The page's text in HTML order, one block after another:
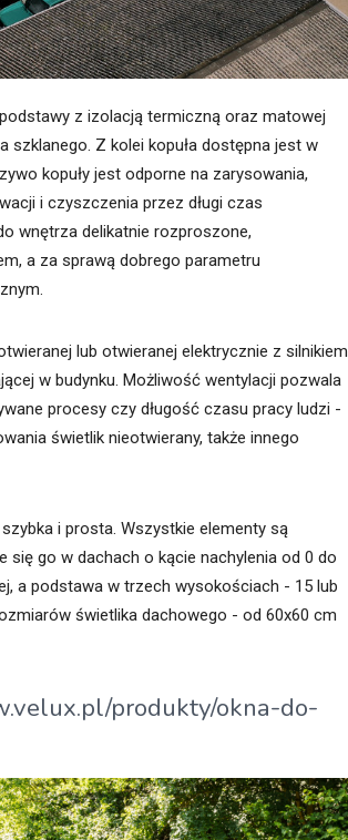
z izolacją termiczną oraz matowej
szklanego. Z kolei kopuła dostępna jest w
kopuły jest odporne na zarysowania,
i czyszczenia przez długi czas
wnętrza delikatnie rozproszone,
a za sprawą dobrego parametru
lub otwieranej elektrycznie z silnikiem
w budynku. Możliwość wentylacji pozwala
procesy czy długość czasu pracy ludzi -
świetlik nieotwierany, także innego
i prosta. Wszystkie elementy są
się go w dachach o kącie nachylenia od 0 do
a podstawa w trzech wysokościach - 15 lub
świetlika dachowego - od 60x60 cm
produkty/okna-do-